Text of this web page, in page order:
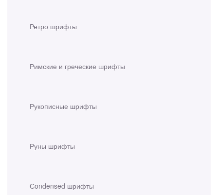
Ретро шрифты
Римские и греческие шрифты
Рукописные шрифты
Руны шрифты
Сondensed шрифты